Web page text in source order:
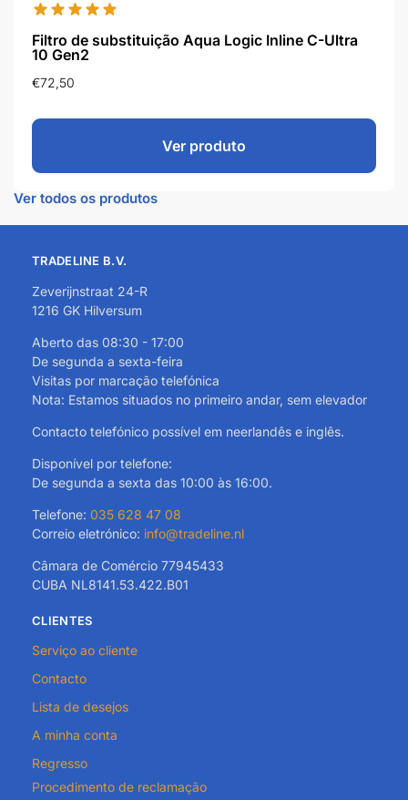
Filtro de substituição Aqua Logic Inline C-Ultra
10 Gen2
€72,50
Ver produto
Ver todos os produtos
TRADELINE B.V.
Zeverijnstraat 24-R
1216 GK Hilversum
Aberto das 08:30 - 17:00
De segunda a sexta-feira
Visitas por marcação telefónica
Nota: Estamos situados no primeiro andar, sem elevador
Contacto telefónico possível em neerlandês e inglês.
Disponível por telefone:
De segunda a sexta das 10:00 às 16:00.
Telefone: 035 628 47 08
Correio eletrónico: info@tradeline.nl
Câmara de Comércio 77945433
CUBA NL8141.53.422.B01
CLIENTES
Serviço ao cliente
Contacto
Lista de desejos
A minha conta
Regresso
Procedimento de reclamação